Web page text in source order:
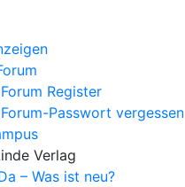
Register
Passwort vergessen
Verlag
– Was ist neu?